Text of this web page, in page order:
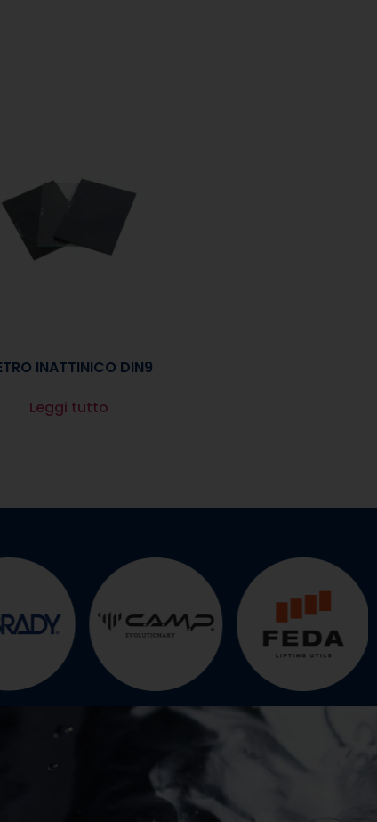
INATTINICO DIN9
Leggi tutto